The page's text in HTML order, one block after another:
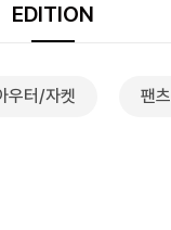
EDITION
우터/자켓 팬츠